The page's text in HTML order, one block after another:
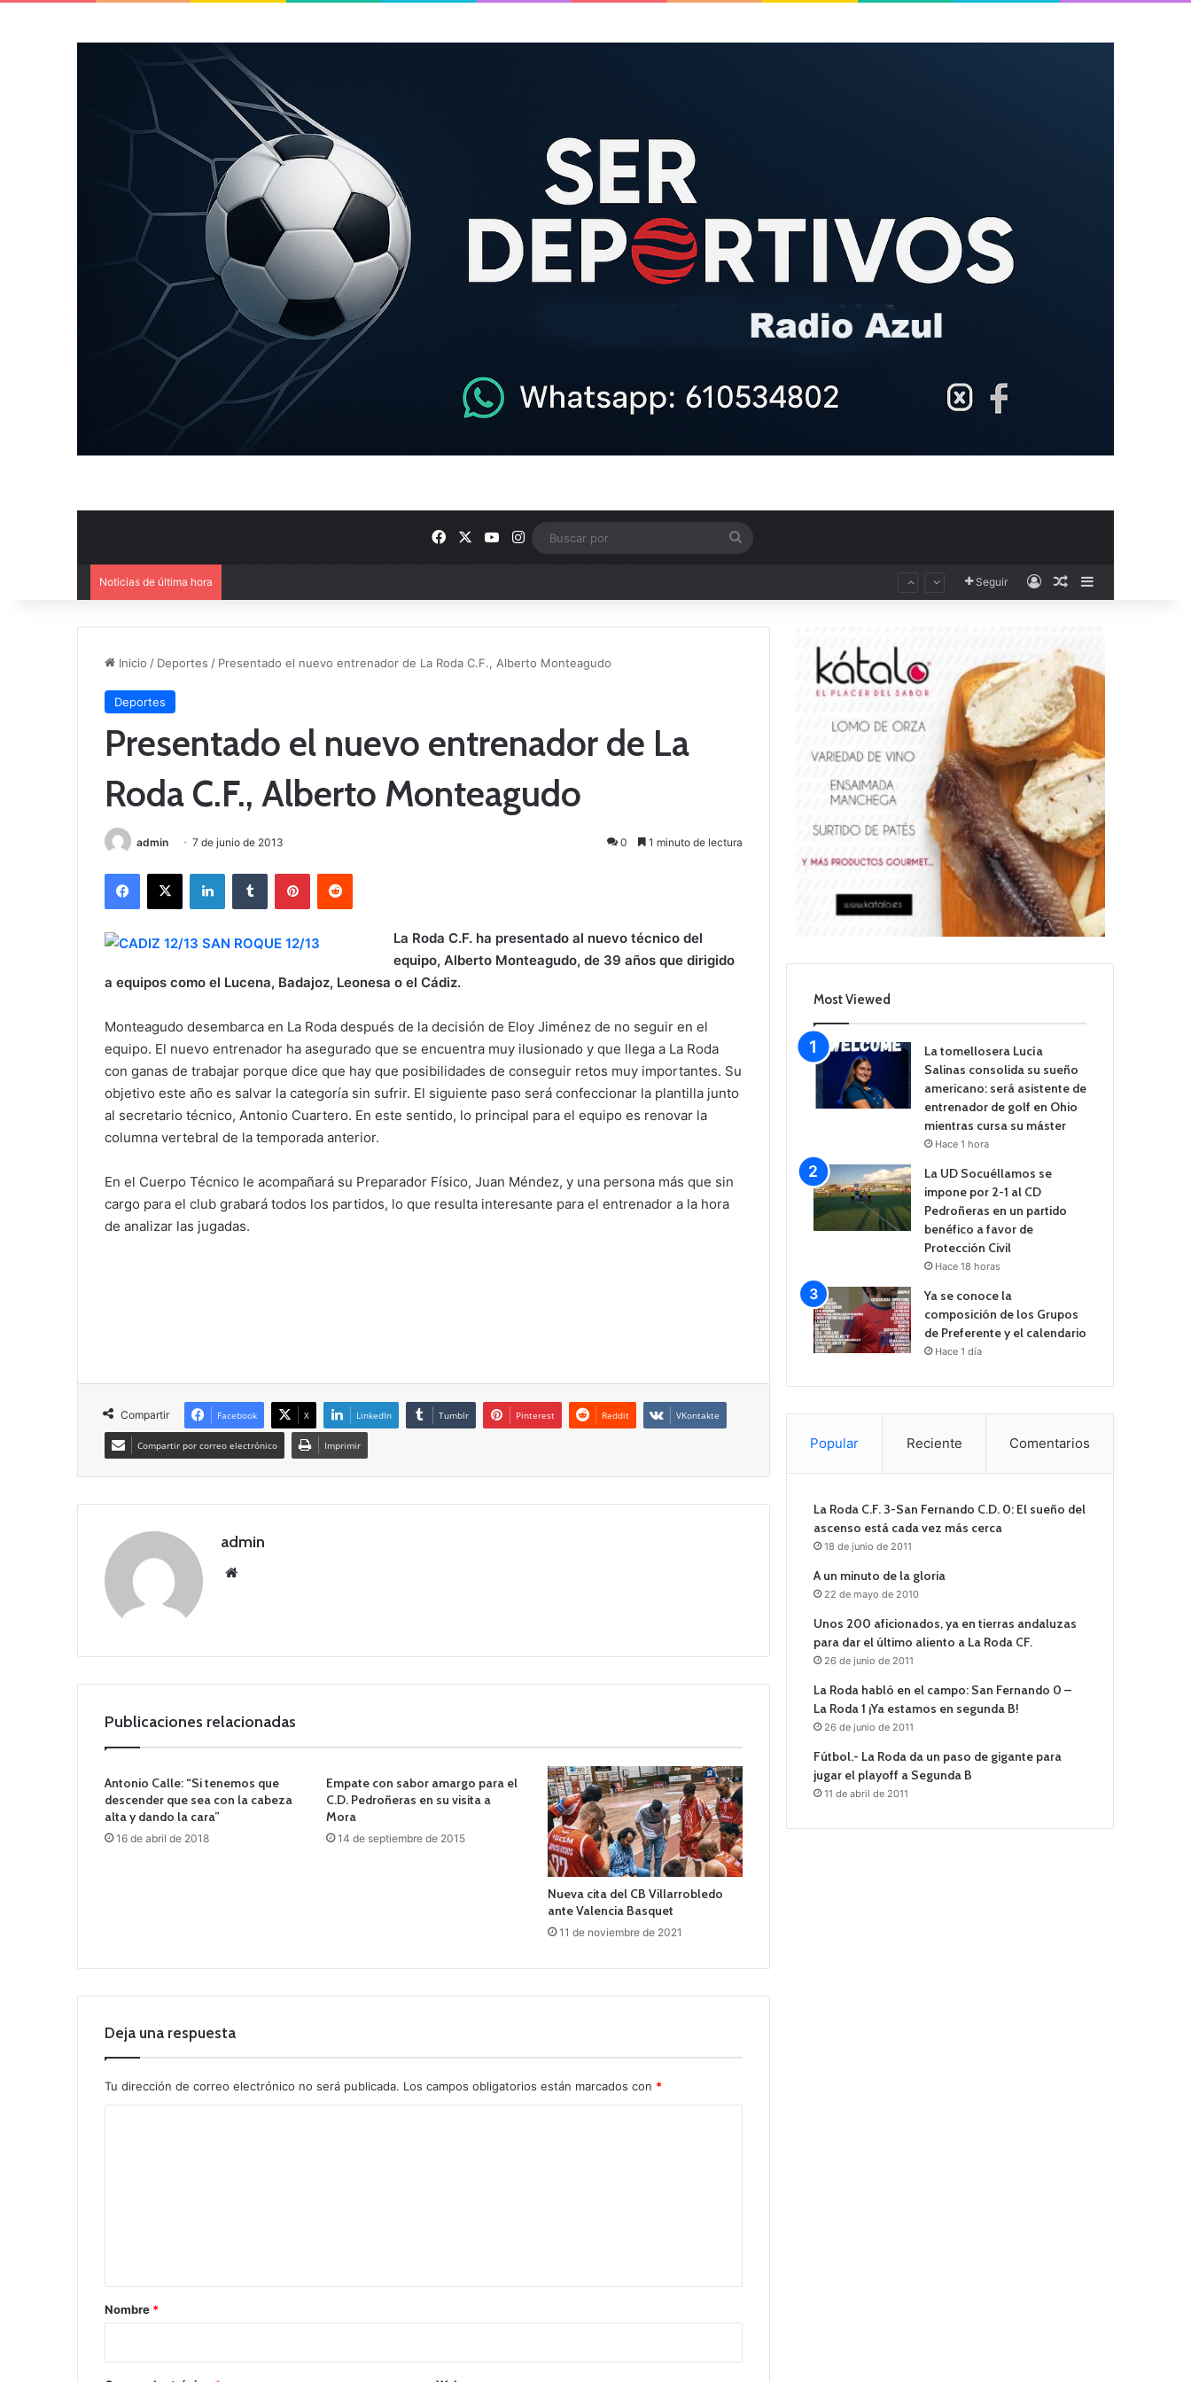
FacebookYouTube
Instagram
Noticias de última hora Seguir AccesoPublicación al
Inicio / Deportes / Presentado el nuevo entrenador de La Roda C.F., Alberto Monteagudo
Deportes
Presentado el nuevo entrenador de La
Roda C.F., Alberto Monteagudo
admin 7 de junio de 2013 0 1 minuto de lectura
La Roda C.F. ha presentado al nuevo técnico del
equipo, Alberto Monteagudo, de 39 años que dirigido
a equipos como el Lucena, Badajoz, Leonesa o el Cádiz.
Monteagudo desembarca en La Roda después de la decisión de Eloy Jiménez de no seguir en el
equipo. El nuevo entrenador ha asegurado que se encuentra muy ilusionado y que llega a La Roda
con ganas de trabajar porque dice que hay que posibilidades de conseguir retos muy importantes. Su
objetivo este año es salvar la categoría sin sufrir. El siguiente paso será confeccionar la plantilla junto
al secretario técnico, Antonio Cuartero. En este sentido, lo principal para el equipo es renovar la
columna vertebral de la temporada anterior.
En el Cuerpo Técnico le acompañará su Preparador Físico, Juan Méndez, y una persona más que sin
cargo para el club grabará todos los partidos, lo que resulta interesante para el entrenador a la hora
de analizar las jugadas.
Compartir Facebook X LinkedIn Tumblr Pinterest Reddit VKontakte
Compartir por correo electrónico Imprimir
admin
Publicaciones relacionadas
Antonio Calle: “Si tenemos que
descender que sea con la cabeza
alta y dando la cara”
16 de abril de 2018
Empate con sabor amargo para el
C.D. Pedroñeras en su visita a
Mora
14 de septiembre de 2015
Nueva cita del CB Villarrobledo
ante Valencia Basquet
11 de noviembre de 2021
Deja una respuesta
Tu dirección de correo electrónico no será publicada. Los campos obligatorios están marcados con *
rNombre *
Most Viewed
La tomellosera Lucía
Salinas consolida su sueño
americano: será asistente de
entrenador de golf en Ohio
mientras cursa su máster
Hace 1 hora
La UD Socuéllamos se
impone por 2-1 al CD
Pedroñeras en un partido
benéfico a favor de
Protección Civil
Hace 18 horas
Ya se conoce la
composición de los Grupos
de Preferente y el calendario
Hace 1 día
Popular Reciente Comentarios
La Roda C.F. 3-San Fernando C.D. 0: El sueño del
ascenso está cada vez más cerca
18 de junio de 2011
A un minuto de la gloria
22 de mayo de 2010
Unos 200 aficionados, ya en tierras andaluzas
para dar el último aliento a La Roda CF.
26 de junio de 2011
La Roda habló en el campo: San Fernando 0 –
La Roda 1 ¡Ya estamos en segunda B!
26 de junio de 2011
Fútbol.- La Roda da un paso de gigante para
jugar el playoff a Segunda B
11 de abril de 2011